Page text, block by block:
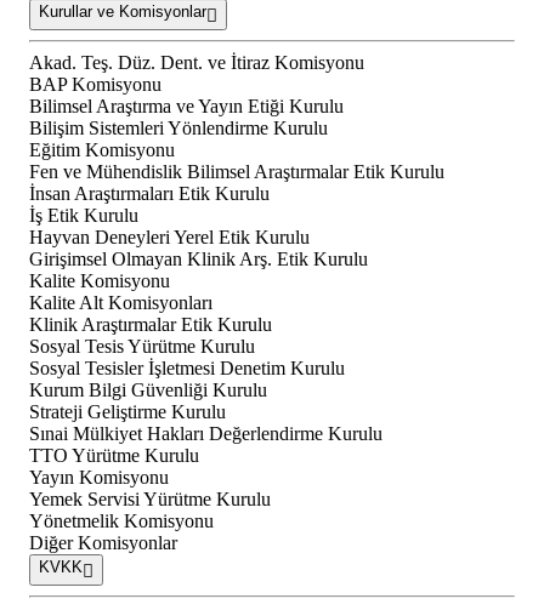
Kurullar ve Komisyonlar
Akad. Teş. Düz. Dent. ve İtiraz Komisyonu
BAP Komisyonu
Bilimsel Araştırma ve Yayın Etiği Kurulu
Bilişim Sistemleri Yönlendirme Kurulu
Eğitim Komisyonu
Fen ve Mühendislik Bilimsel Araştırmalar Etik Kurulu
İnsan Araştırmaları Etik Kurulu
İş Etik Kurulu
Hayvan Deneyleri Yerel Etik Kurulu
Girişimsel Olmayan Klinik Arş. Etik Kurulu
Kalite Komisyonu
Kalite Alt Komisyonları
Klinik Araştırmalar Etik Kurulu
Sosyal Tesis Yürütme Kurulu
Sosyal Tesisler İşletmesi Denetim Kurulu
Kurum Bilgi Güvenliği Kurulu
Strateji Geliştirme Kurulu
Sınai Mülkiyet Hakları Değerlendirme Kurulu
TTO Yürütme Kurulu
Yayın Komisyonu
Yemek Servisi Yürütme Kurulu
Yönetmelik Komisyonu
Diğer Komisyonlar
KVKK